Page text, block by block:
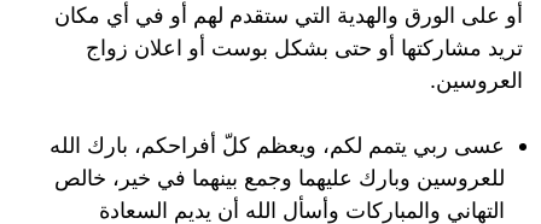
أو على الورق والهدية التي ستقدم لهم أو في أي مكان
تريد مشاركتها أو حتى بشكل بوست أو اعلان زواج
العروسين.
عسى ربي يتمم لكم، ويعظم كلّ أفراحكم، بارك الله
للعروسين وبارك عليهما وجمع بينهما في خير، خالص
التهاني والمباركات وأسأل الله أن يديم السعادة